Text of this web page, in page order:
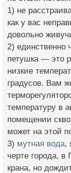
1) не
как у вас
довольно
2) единственно
петушка — это
низкие
градусов. Вам
температуру в
помещении
может на этой
3) мутная вода,
черте города,
крана, но